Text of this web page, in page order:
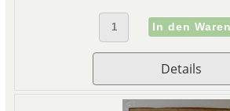
Details